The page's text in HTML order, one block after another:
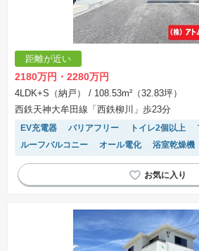
距離が近い
2180万円・2280万円
4LDK+S（納戸）
/ 108.53m²（32.83坪）
西鉄天神大牟田線「西鉄柳川」歩23分
EV充電器 バリアフリー トイレ2個以上
ルーフバルコニー
オール電化
浴室乾燥機
IHクッキングヒーター
システムキッチン
対面キッチン
温水洗浄便座 モニター付き